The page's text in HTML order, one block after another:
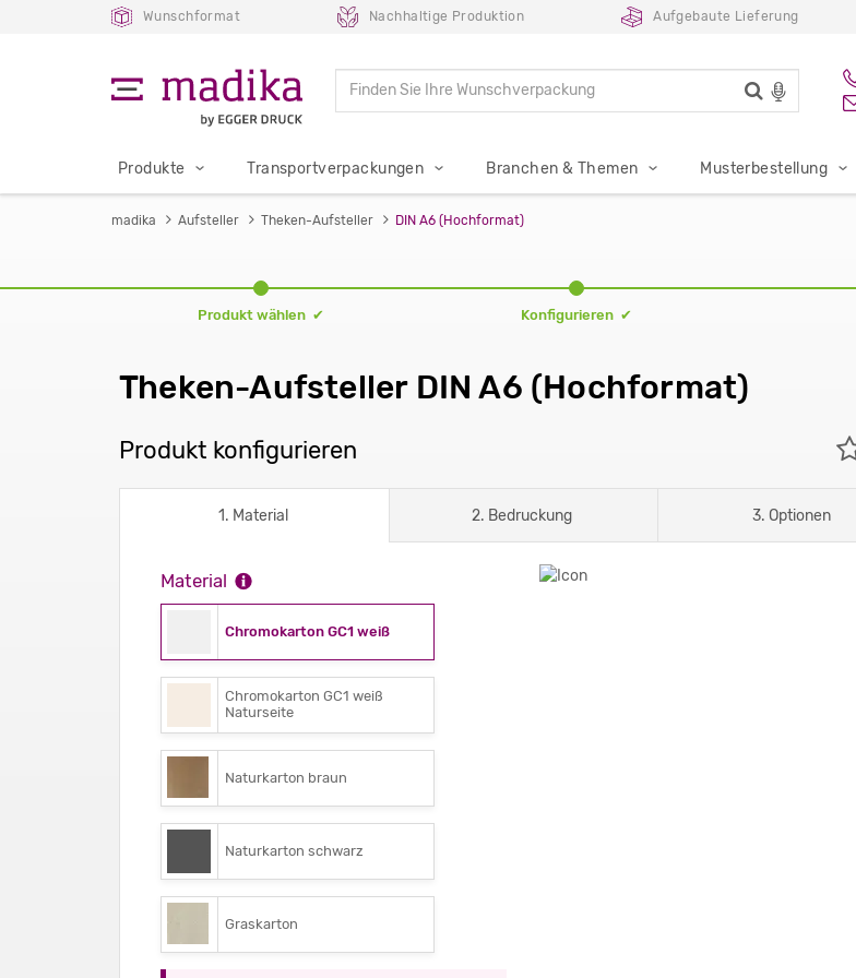
Wunschformat Nachhaltige Produktion Aufgebaute Lieferung
Produkte Transportverpackungen Branchen & Themen Musterbestellung
madika Aufsteller Theken-Aufsteller DIN A6 (Hochformat)
Produkt wählen ✔ Konfigurieren ✔
Theken-Aufsteller DIN A6 (Hochformat)
Produkt konfigurieren
1. Material 2. Bedruckung 3. Optionen
Material
Chromokarton GC1 weiß
Chromokarton GC1 weiß
Naturseite
Naturkarton braun
Naturkarton schwarz
Graskarton